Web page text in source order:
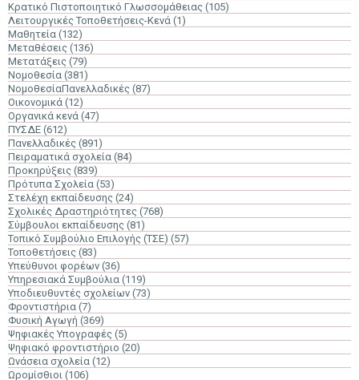
Κρατικό Πιστοποιητικό Γλωσσομάθειας (105)
Λειτουργικές Τοποθετήσεις-Κενά (1)
Μαθητεία (132)
Μεταθέσεις (136)
Μετατάξεις (79)
Νομοθεσία (381)
ΝομοθεσίαΠανελλαδικές (87)
Οικονομικά (12)
Οργανικά κενά (47)
ΠΥΣΔΕ (612)
Πανελλαδικές (891)
Πειραματικά σχολεία (84)
Προκηρύξεις (839)
Πρότυπα Σχολεία (53)
Στελέχη εκπαίδευσης (24)
Σχολικές Δραστηριότητες (768)
Σύμβουλοι εκπαίδευσης (81)
Τοπικό Συμβούλιο Επιλογής (ΤΣΕ) (57)
Τοποθετήσεις (83)
Υπεύθυνοι φορέων (36)
Υπηρεσιακά Συμβούλια (119)
Υποδιευθυντές σχολείων (73)
Φροντιστήρια (7)
Φυσική Αγωγή (369)
Ψηφιακές Υπογραφές (5)
Ψηφιακό φροντιστήριο (20)
Ωνάσεια σχολεία (12)
Ωρομίσθιοι (106)